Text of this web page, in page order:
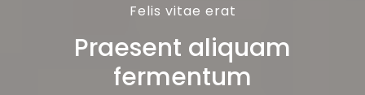
Felis vitae erat
Praesent aliquam
fermentum